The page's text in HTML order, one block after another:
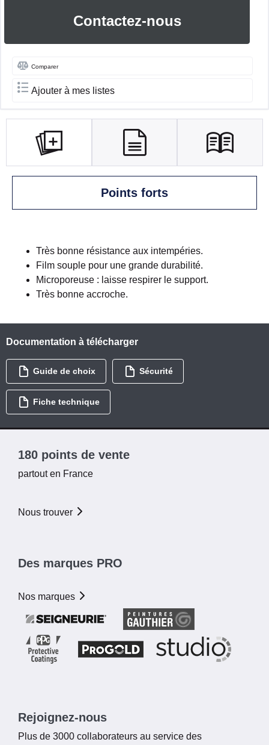
Contactez-nous
Comparer
Ajouter à mes listes
Points forts
Très bonne résistance aux intempéries.
Film souple pour une grande durabilité.
Microporeuse : laisse respirer le support.
Très bonne accroche.
Documentation à télécharger
Guide de choix Sécurité
Fiche technique
180 points de vente
partout en France
Nous trouver
Des marques PRO
Nos marques
Rejoignez-nous
Plus de 3000 collaborateurs au service des